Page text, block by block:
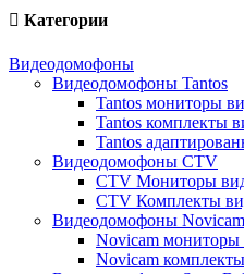
Категории
Видеодомофоны
Видеодомофоны Tantos
Tantos мониторы
Tantos комплекты
Tantos
Видеодомофоны CTV
CTV Мониторы
CTV Комплекты
Видеодомофоны Novicam
Novicam мониторы
Novicam